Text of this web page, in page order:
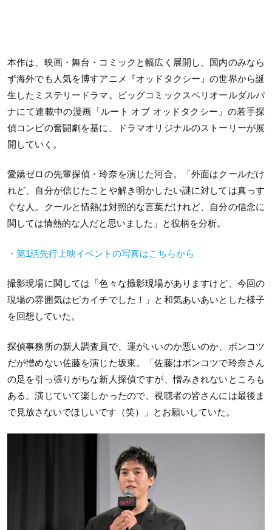
本作は、映画・舞台・コミックと幅広く展開し、国内のみなら
ず海外でも人気を博すアニメ『オッドタクシー』の世界から誕
生したミステリードラマ。ビッグコミックスペリオールダルパ
ナにて連載中の漫画「ルート オブ オッドタクシー」の若手探
偵コンビの奮闘劇を基に、ドラマオリジナルのストーリーが展
開していく。
愛嬌ゼロの先輩探偵・玲奈を演じた河合。「外面はクールだけ
れど、自分が信じたことや解き明かしたい謎に対しては真っす
ぐな人。クールと情熱は対照的な言葉だけれど、自分の信念に
関しては情熱的な人だと思いました」と役柄を分析。
・第1話先行上映イベントの写真はこちらから
撮影現場に関しては「色々な撮影現場がありますけど、今回の
現場の雰囲気はピカイチでした！」と和気あいあいとした様子
を回想していた。
探偵事務所の新人調査員で、運がいいのか悪いのか、ポンコツ
だが憎めない佐藤を演じた坂東。「佐藤はポンコツで玲奈さん
の足を引っ張りがちな新人探偵ですが、憎みきれないところも
ある。演じていて楽しかったので、視聴者の皆さんには最後ま
で見放さないでほしいです（笑）」とお願いしていた。